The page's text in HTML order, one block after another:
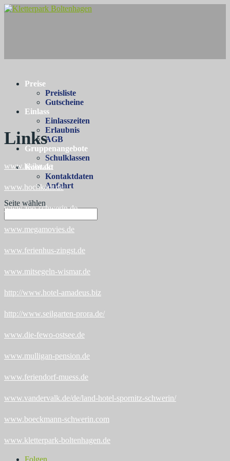
Preise
Preisliste
Gutscheine
Einlass
Einlasszeiten
Erlaubnis
AGB
Gruppenangebote
Schulklassen
Kontakt
Kontaktdaten
Anfahrt
Seite wählen
Links
www.likibu.de
www.hochkant.de
www.zoo-schwerin.de
www.megamovies.de
www.ferienhus-zingst.de
www.mitsegeln-wismar.de
http://www.hotel-amadeus.biz
http://www.seilgarten-prora.de/
www.die-fewo-ostsee.de
www.mulligan-pension.de
www.feriendorf-muess.de
www.vandervalk.de/de/land-hotel-spornitz-schwerin/
www.boeckmann-schwerin.com
www.kletterpark-boltenhagen.de
Folgen